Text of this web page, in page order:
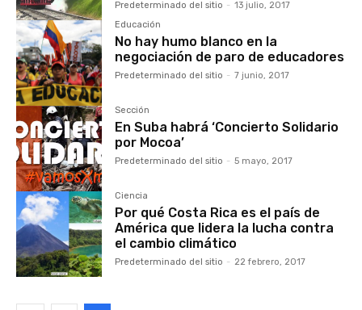
Predeterminado del sitio - 13 julio, 2017
Educación
No hay humo blanco en la
negociación de paro de educadores
Predeterminado del sitio - 7 junio, 2017
Sección
En Suba habrá ‘Concierto Solidario
por Mocoa’
Predeterminado del sitio - 5 mayo, 2017
Ciencia
Por qué Costa Rica es el país de
América que lidera la lucha contra
el cambio climático
Predeterminado del sitio - 22 febrero, 2017